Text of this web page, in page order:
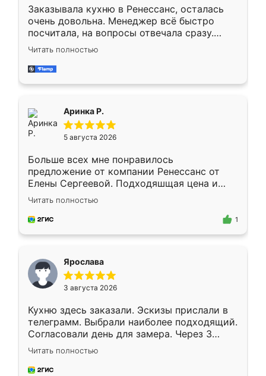
Заказывала кухню в Ренессанс, осталась
очень довольна. Менеджер всё быстро
посчитала, на вопросы отвечала сразу.
Замерщик приехал в субботу, подошёл к
делу со всей ответственностью. Собрали
за день, ребята работали аккуратно, даже
Читать полностью
Аринка Р.
5 августа 2026
Больше всех мне понравилось
предложение от компании Ренессанс от
Елены Сергеевой. Подходяшщая цена и
короткие сроки изготовления. Приехавший
для замера сотрудник Владислав
предложил по моему эскизу самый
Читать полностью
1
Ярослава
3 августа 2026
Кухню здесь заказали. Эскизы прислали в
телеграмм. Выбрали наиболее подходящий.
Согласовали день для замера. Через 3
недели кухня была уже готова. Остались
довольны работой. Спасибо Ренессанс
мебель за качественную работу!
Читать полностью